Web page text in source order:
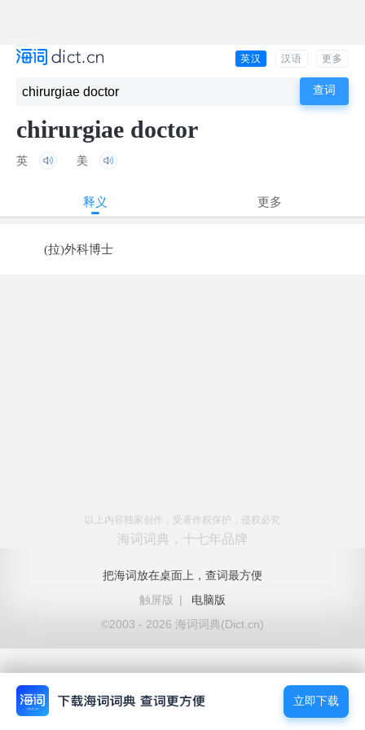
英汉 汉语 更多
chirurgiae doctor
英 美
释义 更多
(拉)外科博士
以上内容独家创作，受著作权保护，侵权必究
海词词典，十七年品牌
把海词放在桌面上，查词最方便
触屏版
|
电脑版
©2003 - 2026 海词词典(Dict.cn)
立即下载
立即下载